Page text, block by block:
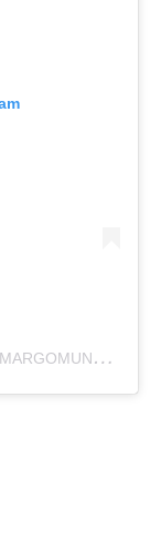
A
POST SHARED BY ZECÃO (@ZECACAMARGOMUNDO)